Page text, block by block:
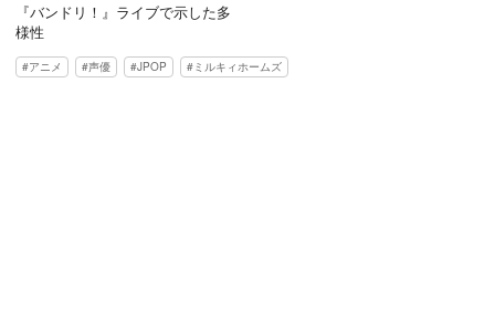
『バンドリ！』ライブで示した多
様性
アニメ 声優 JPOP ミルキィホームズ